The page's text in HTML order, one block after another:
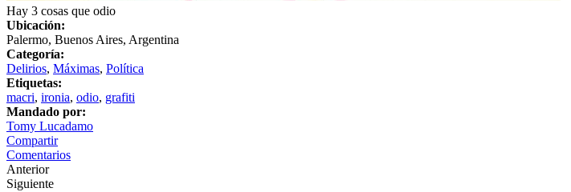
Hay 3 cosas que odio
Ubicación:
Palermo, Buenos Aires, Argentina
Categoría:
Delirios, Máximas, Política
Etiquetas:
macri, ironia, odio, grafiti
Mandado por:
Tomy Lucadamo
Compartir
Comentarios
Anterior
Siguiente